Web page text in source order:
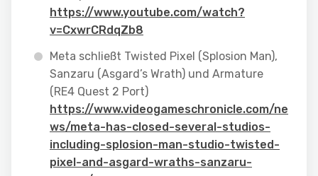
https://www.youtube.com/watch?
v=CxwrCRdqZb8
Meta schließt Twisted Pixel (Splosion Man),
Sanzaru (Asgard’s Wrath) und Armature
(RE4 Quest 2 Port)
https://www.videogameschronicle.com/ne
ws/meta-has-closed-several-studios-
including-splosion-man-studio-twisted-
pixel-and-asgard-wraths-sanzaru-